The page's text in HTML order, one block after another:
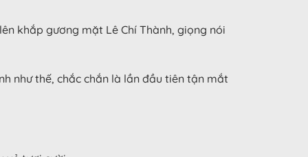
khắp gương mặt Lê Chí Thành, giọng nói
như thế, chắc chắn là lần đầu tiên tận mắt